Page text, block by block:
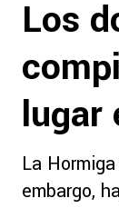
Los
lugar
La
embargo,